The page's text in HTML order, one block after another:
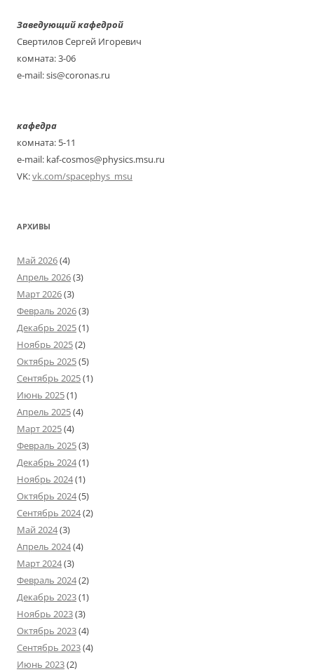
Заведующий кафедрой
Свертилов Сергей Игоревич
комната: 3-06
e-mail: sis@coronas.ru
кафедра
комната: 5-11
e-mail: kaf-cosmos@physics.msu.ru
VK:vk.com/spacephys_msu
АРХИВЫ
Май 2026(4)
Апрель 2026(3)
Март 2026(3)
Февраль 2026(3)
Декабрь 2025(1)
Ноябрь 2025(2)
Октябрь 2025(5)
Сентябрь 2025(1)
Июнь 2025(1)
Апрель 2025(4)
Март 2025(4)
Февраль 2025(3)
Декабрь 2024(1)
Ноябрь 2024(1)
Октябрь 2024(5)
Сентябрь 2024(2)
Май 2024(3)
Апрель 2024(4)
Март 2024(3)
Февраль 2024(2)
Декабрь 2023(1)
Ноябрь 2023(3)
Октябрь 2023(4)
Сентябрь 2023(4)
Июнь 2023(2)